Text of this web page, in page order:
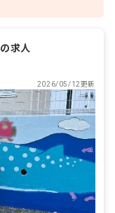
の求人
2026/05/12更新